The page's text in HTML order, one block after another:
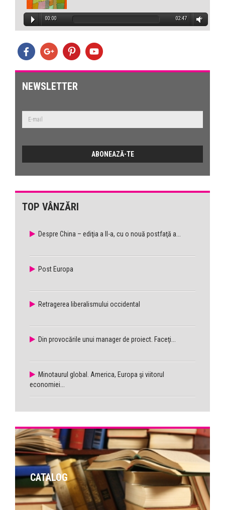
00:00 02:47
NEWSLETTER
TOP VÂNZĂRI
Despre China – ediţia a II-a, cu o nouă postfaţă a...
Post Europa
Retragerea liberalismului occidental
Din provocările unui manager de proiect. Faceţi...
Minotaurul global. America, Europa şi viitorul
economiei...
CATALOG